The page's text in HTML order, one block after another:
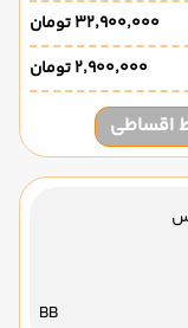
۳۲٬۹۰۰٬۰۰۰ تومان
۲٬۹۰۰٬۰۰۰ تومان
اقساطی
BB